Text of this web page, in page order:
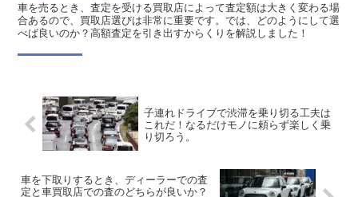
車を売るとき、査定を受ける買取店によって査定額は大きく変わる場
合あるので、買取店選びは非常に重要です。では、どのようにして選
べば良いのか？高額査定を引き出すからくりを解説しました！
子連れドライブで渋滞を乗り切る工夫は
これだ！なるだけモノに頼らず楽しく乗
り切ろう。
車を下取りするとき、ディーラーでの査
定と車買取店での査のどちらが良いか？